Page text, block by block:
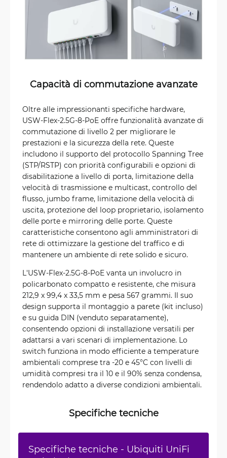
Capacità di commutazione avanzate
Oltre alle impressionanti specifiche hardware,
USW-Flex-2.5G-8-PoE offre funzionalità avanzate di
commutazione di livello 2 per migliorare le
prestazioni e la sicurezza della rete. Queste
includono il supporto del protocollo Spanning Tree
(STP/RSTP) con priorità configurabili e opzioni di
disabilitazione a livello di porta, limitazione della
velocità di trasmissione e multicast, controllo del
flusso, jumbo frame, limitazione della velocità di
uscita, protezione del loop proprietario, isolamento
delle porte e mirroring delle porte. Queste
caratteristiche consentono agli amministratori di
rete di ottimizzare la gestione del traffico e di
mantenere un ambiente di rete solido e sicuro.
L'USW-Flex-2.5G-8-PoE vanta un involucro in
policarbonato compatto e resistente, che misura
212,9 x 99,4 x 33,5 mm e pesa 567 grammi. Il suo
design supporta il montaggio a parete (kit incluso)
e su guida DIN (venduto separatamente),
consentendo opzioni di installazione versatili per
adattarsi a vari scenari di implementazione. Lo
switch funziona in modo efficiente a temperature
ambientali comprese tra -20 e 45°C con livelli di
umidità compresi tra il 10 e il 90% senza condensa,
rendendolo adatto a diverse condizioni ambientali.
Specifiche tecniche
Specifiche tecniche - Ubiquiti UniFi